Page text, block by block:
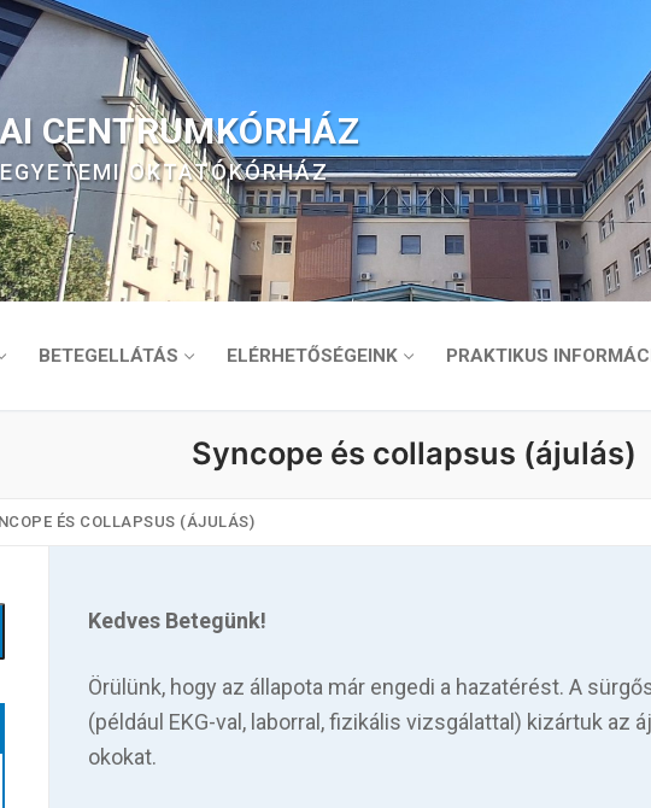
CENTRUMKÓRHÁZ
OKTATÓKÓRHÁZ
BETEGELLÁTÁS ELÉRHETŐSÉGEINK PRAKTIKUS
Syncope és collapsus (ájulás)
ÉS COLLAPSUS (ÁJULÁS)
Kedves Betegünk!
Örülünk, hogy az állapota már engedi a hazatérést. A
(például EKG-val, laborral, fizikális vizsgálattal) kizártuk
okokat.